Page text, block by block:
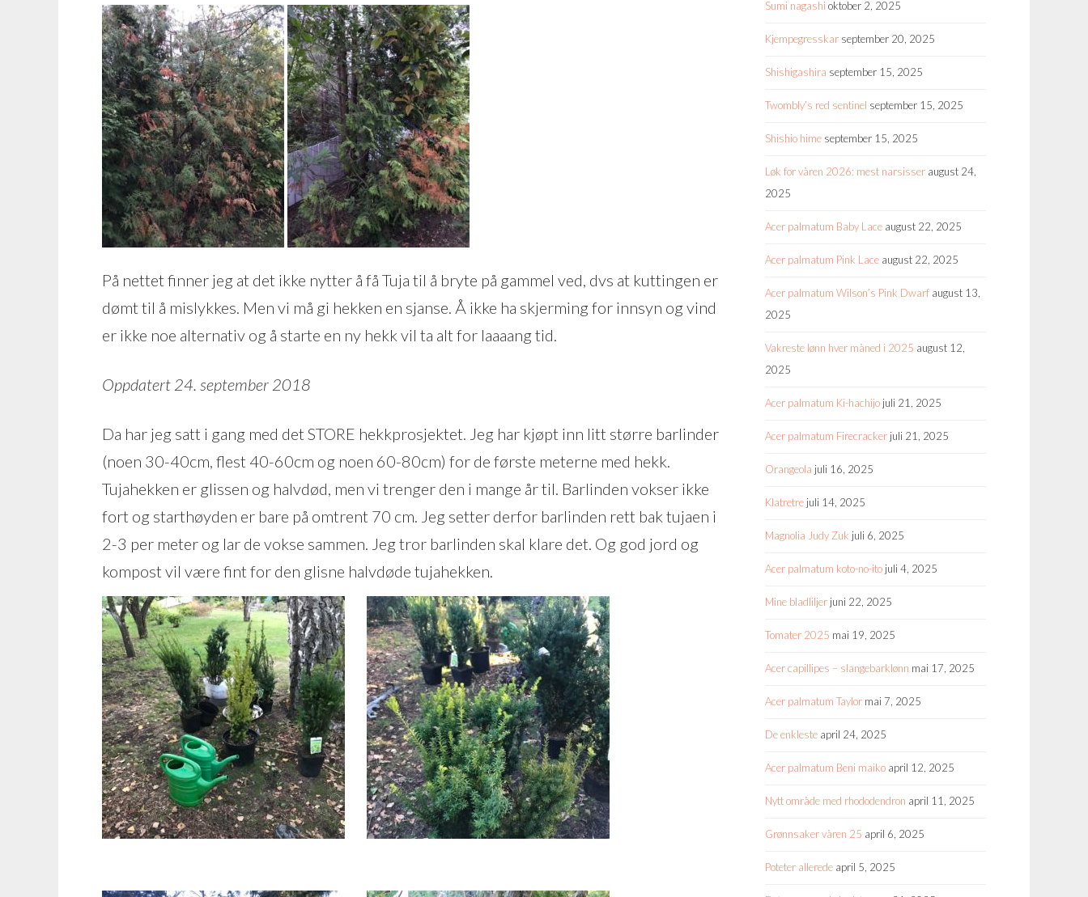
På nettet finner jeg at det ikke nytter å få Tuja til å bryte på gammel ved, dvs at kuttingen er
dømt til å mislykkes. Men vi må gi hekken en sjanse. Å ikke ha skjerming for innsyn og vind
er ikke noe alternativ og å starte en ny hekk vil ta alt for laaaang tid.
Oppdatert 24. september 2018
Da har jeg satt i gang med det STORE hekkprosjektet. Jeg har kjøpt inn litt større barlinder
(noen 30-40cm, flest 40-60cm og noen 60-80cm) for de første meterne med hekk.
Tujahekken er glissen og halvdød, men vi trenger den i mange år til. Barlinden vokser ikke
fort og starthøyden er bare på omtrent 70 cm. Jeg setter derfor barlinden rett bak tujaen i
2-3 per meter og lar de vokse sammen. Jeg tror barlinden skal klare det. Og god jord og
kompost vil være fint for den glisne halvdøde tujahekken.
Sumi nagashi oktober 2, 2025
Kjempegresskar september 20, 2025
Shishigashira september 15, 2025
Twombly’s red sentinel september 15, 2025
Shishio hime september 15, 2025
Løk for våren 2026: mest narsisser august 24,
2025
Acer palmatum Baby Lace august 22, 2025
Acer palmatum Pink Lace august 22, 2025
Acer palmatum Wilson’s Pink Dwarf august 13,
2025
Vakreste lønn hver måned i 2025 august 12,
2025
Acer palmatum Ki-hachijo juli 21, 2025
Acer palmatum Firecracker juli 21, 2025
Orangeola juli 16, 2025
Klatretre juli 14, 2025
Magnolia Judy Zuk juli 6, 2025
Acer palmatum koto-no-ito juli 4, 2025
Mine bladliljer juni 22, 2025
Tomater 2025 mai 19, 2025
Acer capillipes – slangebarklønn mai 17, 2025
Acer palmatum Taylor mai 7, 2025
De enkleste april 24, 2025
Acer palmatum Beni maiko april 12, 2025
Nytt område med rhododendron april 11, 2025
Grønnsaker våren 25 april 6, 2025
Poteter allerede april 5, 2025